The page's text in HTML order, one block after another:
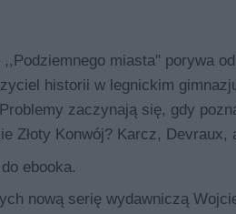
miasta" porywa
historii w legnickim
zaczynają się, gdy
Złoty Konwój? Karcz,
ebooka.
nową serię wydawniczą